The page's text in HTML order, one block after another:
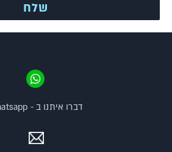
דברו איתנו ב - Whatsapp